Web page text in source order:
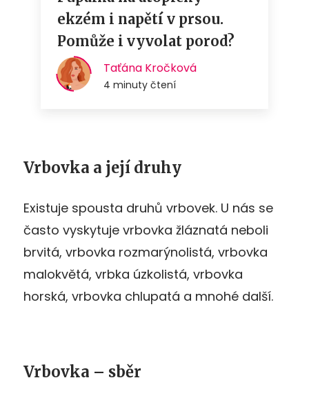
Vrbovka a její druhy
Existuje spousta druhů vrbovek. U nás se
často vyskytuje vrbovka žláznatá neboli
brvitá, vrbovka rozmarýnolistá, vrbovka
malokvětá, vrbka úzkolistá, vrbovka
horská, vrbovka chlupatá a mnohé další.
Vrbovka – sběr